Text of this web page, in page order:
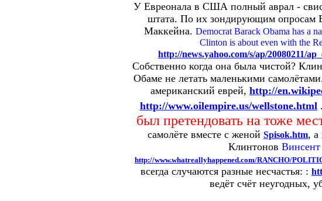
У Евреонала в США полный аврал -
штата. По их зондирующим опросам
Маккейна. Democrat Barack Obama has a
Clinton is about even with the
http://news.yahoo.com/s/ap/20080211/
Собственно когда она была чистой?
Обаме не летать маленькими
американский еврей, http://
http://www.oilempire.us/wellstone.html
был претендовать на тоже
самолёте вместе с женой Spisok.htm, а
Клинтонов
http://www.whatreallyhappened.com/RANCHO/
всегда случаются разные несчастья: :
ведёт счёт неугодных,